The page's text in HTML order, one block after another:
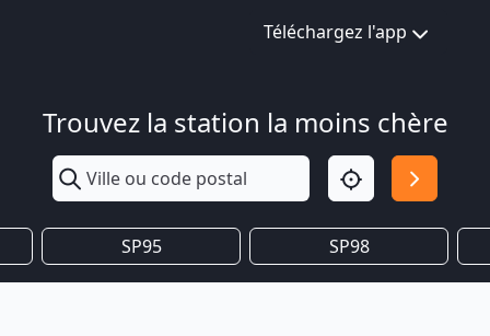
Téléchargez l'app
Trouvez la station la moins chère
SP95 SP98